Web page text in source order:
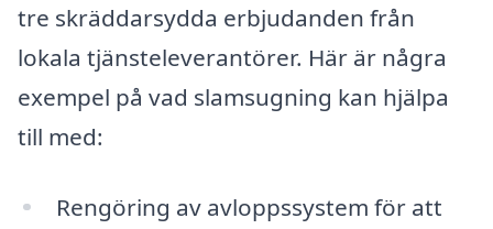
tre skräddarsydda erbjudanden från
lokala tjänsteleverantörer. Här är några
exempel på vad slamsugning kan hjälpa
till med:
Rengöring av avloppssystem för att